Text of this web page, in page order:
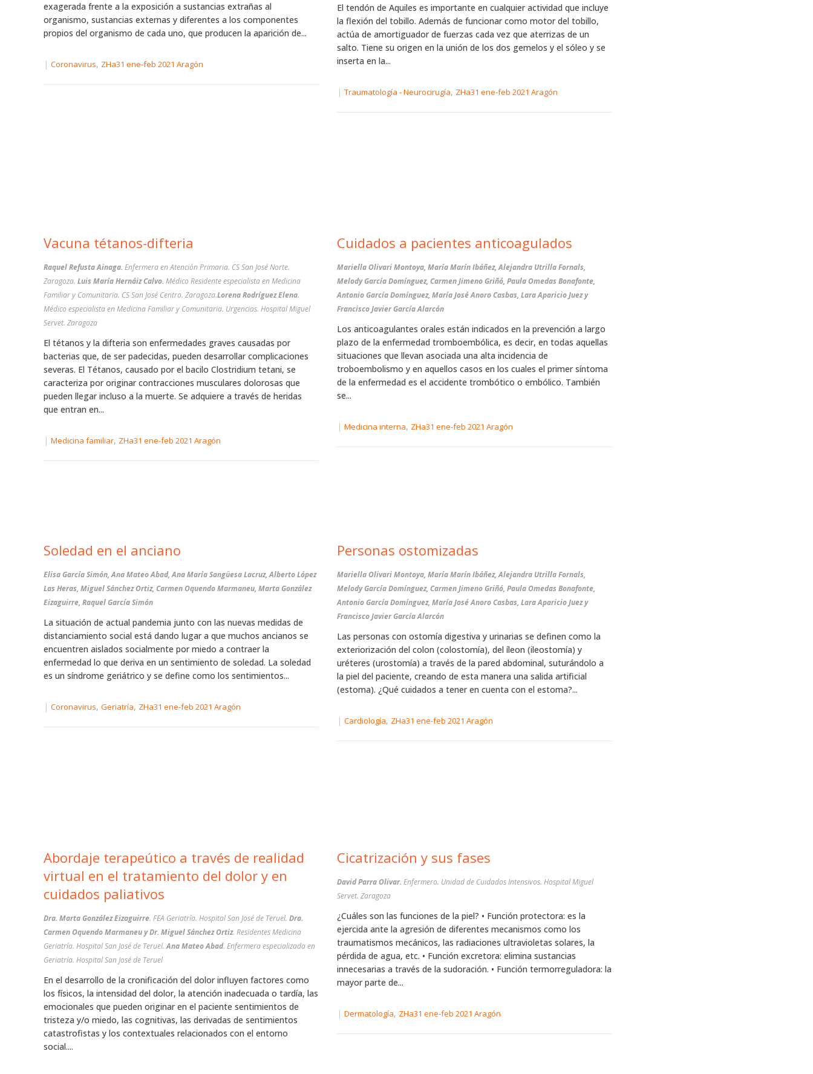
exagerada frente a la exposición a sustancias extrañas al
organismo, sustancias externas y diferentes a los componentes
propios del organismo de cada uno, que producen la aparición de...
| Coronavirus, ZHa31 ene-feb 2021 Aragón
Vacuna tétanos-difteria
Raquel Refusta Ainaga. Enfermera en Atención Primaria. CS San José Norte.
Zaragoza. Luis María Hernáiz Calvo. Médico Residente especialista en Medicina
Familiar y Comunitaria. CS San José Centro. Zaragoza.Lorena Rodríguez Elena.
Médico especialista en Medicina Familiar y Comunitaria. Urgencias. Hospital Miguel
Servet. Zaragoza
El tétanos y la difteria son enfermedades graves causadas por
bacterias que, de ser padecidas, pueden desarrollar complicaciones
severas. El Tétanos, causado por el bacilo Clostridium tetani, se
caracteriza por originar contracciones musculares dolorosas que
pueden llegar incluso a la muerte. Se adquiere a través de heridas
que entran en...
| Medicina familiar, ZHa31 ene-feb 2021 Aragón
Soledad en el anciano
Elisa García Simón, Ana Mateo Abad, Ana María Sangüesa Lacruz, Alberto López
Las Heras, Miguel Sánchez Ortiz, Carmen Oquendo Marmaneu, Marta González
Eizaguirre, Raquel García Simón
La situación de actual pandemia junto con las nuevas medidas de
distanciamiento social está dando lugar a que muchos ancianos se
encuentren aislados socialmente por miedo a contraer la
enfermedad lo que deriva en un sentimiento de soledad. La soledad
es un síndrome geriátrico y se define como los sentimientos...
| Coronavirus, Geriatría, ZHa31 ene-feb 2021 Aragón
Abordaje terapeútico a través de realidad
virtual en el tratamiento del dolor y en
cuidados paliativos
Dra. Marta González Eizaguirre. FEA Geriatría. Hospital San José de Teruel. Dra.
Carmen Oquendo Marmaneu y Dr. Miguel Sánchez Ortiz. Residentes Medicina
Geriatría. Hospital San José de Teruel.Ana Mateo Abad. Enfermera especializada en
Geriatría. Hospital San José de Teruel
En el desarrollo de la cronificación del dolor influyen factores como
los físicos, la intensidad del dolor, la atención inadecuada o tardía, las
emocionales que pueden originar en el paciente sentimientos de
tristeza y/o miedo, las cognitivas, las derivadas de sentimientos
catastrofistas y los contextuales relacionados con el entorno
social....
El tendón de Aquiles es importante en cualquier actividad que incluye
la flexión del tobillo. Además de funcionar como motor del tobillo,
actúa de amortiguador de fuerzas cada vez que aterrizas de un
salto. Tiene su origen en la unión de los dos gemelos y el sóleo y se
inserta en la...
| Traumatología - Neurocirugía, ZHa31 ene-feb 2021 Aragón
Cuidados a pacientes anticoagulados
Mariella Olivari Montoya, María Marín Ibáñez, Alejandra Utrilla Fornals,
Melody García Domínguez, Carmen Jimeno Griñó, Paula Omedas Bonafonte,
Antonio García Domínguez, María José Anoro Casbas, Lara Aparicio Juez y
Francisco Javier García Alarcón
Los anticoagulantes orales están indicados en la prevención a largo
plazo de la enfermedad tromboembólica, es decir, en todas aquellas
situaciones que llevan asociada una alta incidencia de
troboembolismo y en aquellos casos en los cuales el primer síntoma
de la enfermedad es el accidente trombótico o embólico. También
se...
| Medicina interna, ZHa31 ene-feb 2021 Aragón
Personas ostomizadas
Mariella Olivari Montoya, María Marín Ibáñez, Alejandra Utrilla Fornals,
Melody García Domínguez, Carmen Jimeno Griñó, Paula Omedas Bonafonte,
Antonio García Domínguez, María José Anoro Casbas, Lara Aparicio Juez y
Francisco Javier García Alarcón
Las personas con ostomía digestiva y urinarias se definen como la
exteriorización del colon (colostomía), del íleon (ileostomía) y
uréteres (urostomía) a través de la pared abdominal, suturándolo a
la piel del paciente, creando de esta manera una salida artificial
(estoma). ¿Qué cuidados a tener en cuenta con el estoma?...
| Cardiología, ZHa31 ene-feb 2021 Aragón
Cicatrización y sus fases
David Parra Olivar. Enfermero. Unidad de Cuidados Intensivos. Hospital Miguel
Servet. Zaragoza
¿Cuáles son las funciones de la piel? • Función protectora: es la
ejercida ante la agresión de diferentes mecanismos como los
traumatismos mecánicos, las radiaciones ultravioletas solares, la
pérdida de agua, etc. • Función excretora: elimina sustancias
innecesarias a través de la sudoración. • Función termorreguladora: la
mayor parte de...
| Dermatología, ZHa31 ene-feb 2021 Aragón